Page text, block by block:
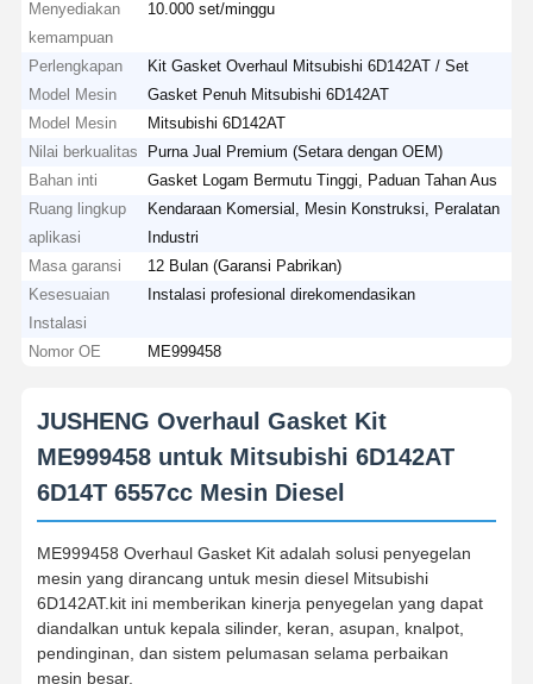
Menyediakan
kemampuan
10.000 set/minggu
Perlengkapan
Model Mesin
Kit Gasket Overhaul Mitsubishi 6D142AT / Set
Gasket Penuh Mitsubishi 6D142AT
Model Mesin
Mitsubishi 6D142AT
Nilai berkualitas
Purna Jual Premium (Setara dengan OEM)
Bahan inti
Gasket Logam Bermutu Tinggi, Paduan Tahan Aus
Ruang lingkup
aplikasi
Kendaraan Komersial, Mesin Konstruksi, Peralatan
Industri
Masa garansi
12 Bulan (Garansi Pabrikan)
Kesesuaian
Instalasi
Instalasi profesional direkomendasikan
Nomor OE ME999458
JUSHENG Overhaul Gasket Kit
ME999458 untuk Mitsubishi 6D142AT
6D14T 6557cc Mesin Diesel
ME999458 Overhaul Gasket Kit adalah solusi penyegelan
mesin yang dirancang untuk mesin diesel Mitsubishi
6D142AT.kit ini memberikan kinerja penyegelan yang dapat
diandalkan untuk kepala silinder, keran, asupan, knalpot,
pendinginan, dan sistem pelumasan selama perbaikan
mesin besar.